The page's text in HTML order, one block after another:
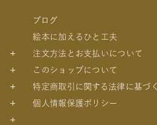
ブログ
絵本に加えるひと工夫
注文方法とお支払いについて
このショップについて
特定商取引に関する法律に基づ
個人情報保護ポリシー